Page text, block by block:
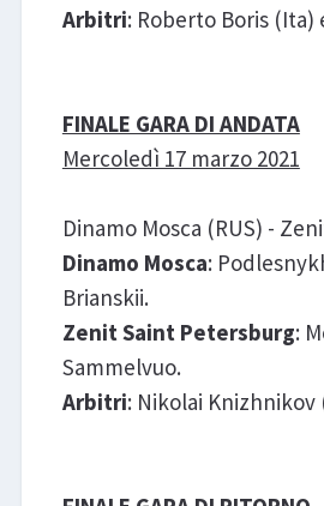
Arbitri: Roberto Boris (Ita)
FINALE GARA DI ANDATA
Mercoledì 17 marzo 2021
Dinamo Mosca (RUS) -
Dinamo Mosca:
Brianskii.
Zenit Saint Petersburg:
Sammelvuo.
Arbitri: Nikolai Knizhnikov